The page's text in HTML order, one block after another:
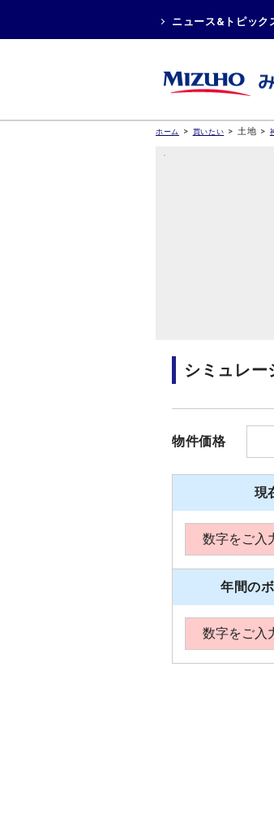
ニュース&トピック
ホーム > 買いたい > 土地 >
シミュレー
物件価格
現
年間の